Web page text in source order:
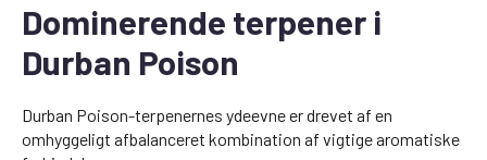
Dominerende terpener i
Durban Poison
Durban Poison-terpenernes ydeevne er drevet af en
omhyggeligt afbalanceret kombination af vigtige aromatiske